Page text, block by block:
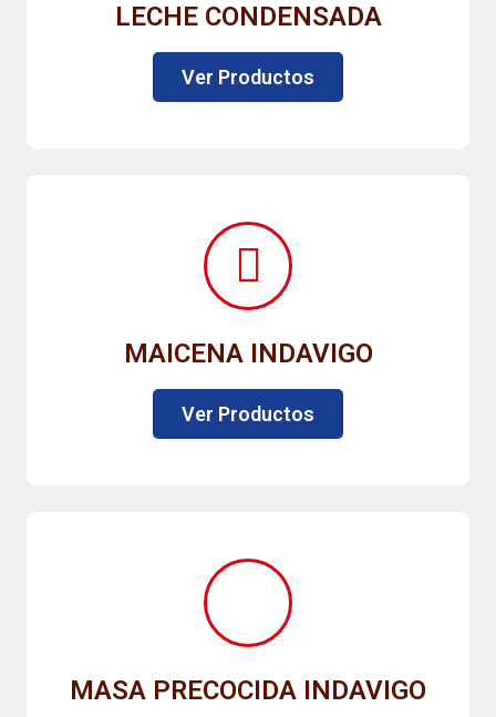
LECHE CONDENSADA
Ver Productos
MAICENA INDAVIGO
Ver Productos
MASA PRECOCIDA INDAVIGO